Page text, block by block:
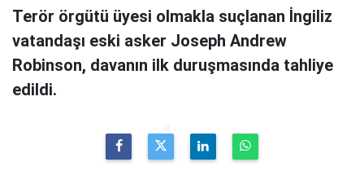
Terör örgütü üyesi olmakla suçlanan İngiliz
vatandaşı eski asker Joseph Andrew
Robinson, davanın ilk duruşmasında tahliye
edildi.